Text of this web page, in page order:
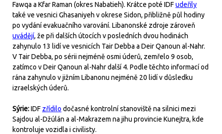
Fawqa a Kfar Raman (okres Nabatieh). Krátce poté IDFudeřily
také ve vesnici Ghasaniyeh v okrese Sidon, přibližně půl hodiny
po vydání evakuačního varování. Libanonské zdroje zároveň
uvádějí, že při dalších útocích v posledních dvou hodinách
zahynulo 13 lidí ve vesnicích Tair Debba a Deir Qanoun al-Nahr.
V Tair Debba, po sérii nejméně osmi úderů, zemřelo 9 osob,
zatímco v Deir Qanoun al-Nahr další 4. Podle těchto informací od
rána zahynulo v jižním Libanonu nejméně 20 lidí v důsledku
izraelských úderů.
Sýrie:IDF zřídilo dočasné kontrolní stanoviště na silnici mezi
Sajdou al-Džúlán a al-Makrazem na jihu provincie Kunejtra, kde
kontroluje vozidla i civilisty.